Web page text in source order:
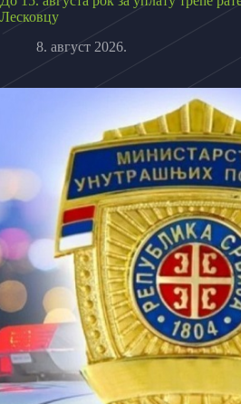
Лесковцу
8. август 2026.